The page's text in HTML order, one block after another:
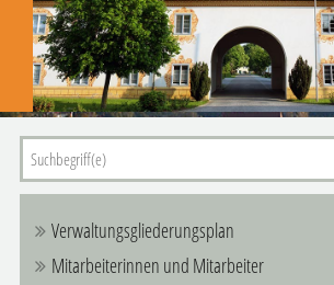
Verwaltungsgliederungsplan
Mitarbeiterinnen und Mitarbeiter